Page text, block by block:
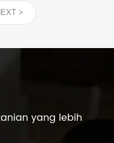
>
yang lebih